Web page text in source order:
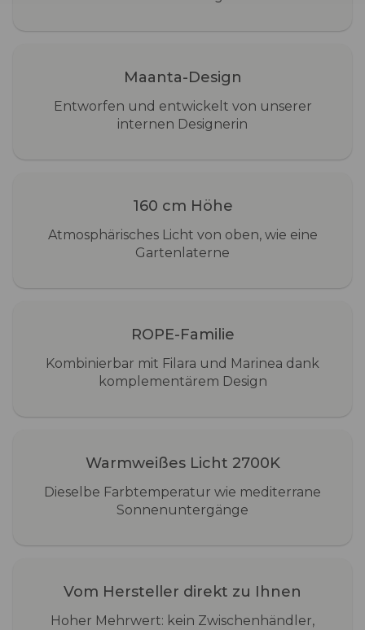
Maanta-Design
Entworfen und entwickelt von unserer
internen Designerin
160 cm Höhe
Atmosphärisches Licht von oben, wie eine
Gartenlaterne
ROPE-Familie
Kombinierbar mit Filara und Marinea dank
komplementärem Design
Warmweißes Licht 2700K
Dieselbe Farbtemperatur wie mediterrane
Sonnenuntergänge
Vom Hersteller direkt zu Ihnen
Hoher Mehrwert: kein Zwischenhändler,